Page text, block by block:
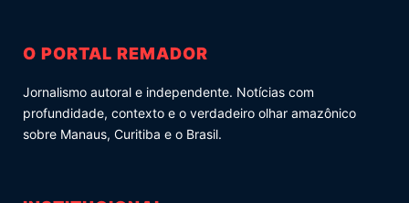
O PORTAL REMADOR
Jornalismo autoral e independente. Notícias com
profundidade, contexto e o verdadeiro olhar amazônico
sobre Manaus, Curitiba e o Brasil.